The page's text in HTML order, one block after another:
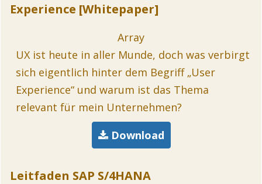
Experience [Whitepaper]
Array
UX ist heute in aller Munde, doch was verbirgt
sich eigentlich hinter dem Begriff „User
Experience“ und warum ist das Thema
relevant für mein Unternehmen?
Download
Leitfaden SAP S/4HANA